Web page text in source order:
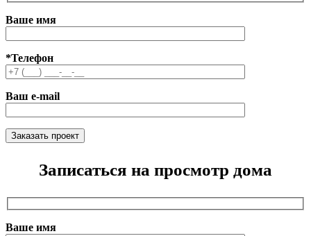
Ваше имя
*Телефон
Ваш e-mail
Записаться на просмотр дома
Ваше имя